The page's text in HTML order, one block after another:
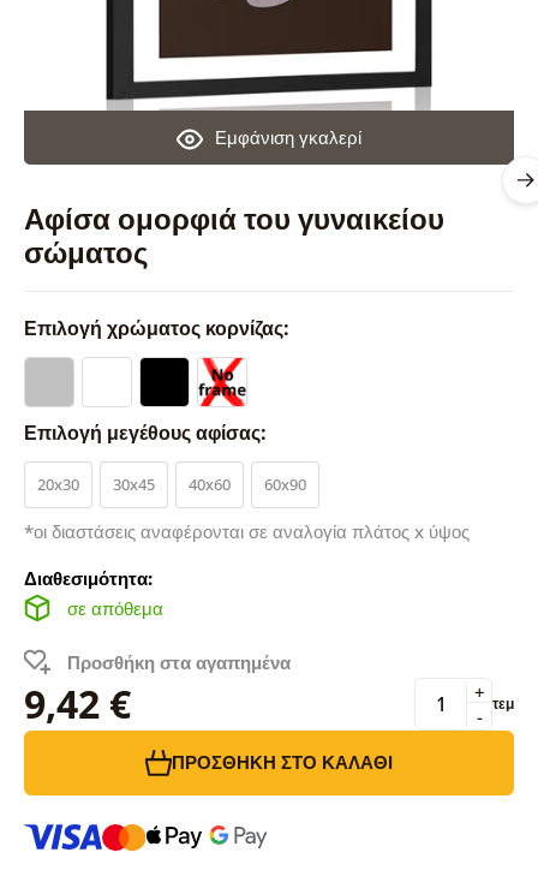
Αφίσα ομορφιά του γυναικείου
σώματος
Εμφάνιση γκαλερί
Επιλογή χρώματος κορνίζας:
Επιλογή μεγέθους αφίσας:
20x30 30x45 40x60 60x90
*οι διαστάσεις αναφέρονται σε αναλογία πλάτος x ύψος
Διαθεσιμότητα:
σε απόθεμα
Προσθήκη στα αγαπημένα
9,42 € -
+ τεμ
ΠΡΟΣΘΉΚΗ ΣΤΟ ΚΑΛΆΘΙ